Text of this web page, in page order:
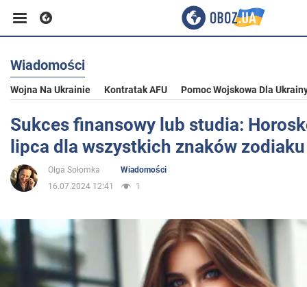
Biznes
Sport
Rozrywka
Polityka
Wiadomości
Wojna Na Ukrainie Kontratak AFU Pomoc Wojskowa Dla
Sukces finansowy lub studia:
lipca dla wszystkich znaków zodiaku
Olga Sołomka
Wiadomości
16.07.2024 12:41
1